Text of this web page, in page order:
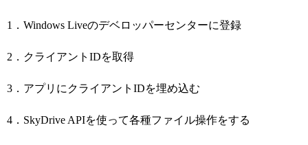
1．Windows Liveのデベロッパーセンターに登録
2．クライアントIDを取得
3．アプリにクライアントIDを埋め込む
4．SkyDrive APIを使って各種ファイル操作をする